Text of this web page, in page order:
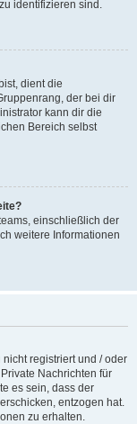
identifizieren sind.
dient die
der bei dir
kann dir die
Bereich selbst
einschließlich der
weitere Informationen
registriert und / oder
Nachrichten für
es sein, dass der
entzogen hat.
zu erhalten.